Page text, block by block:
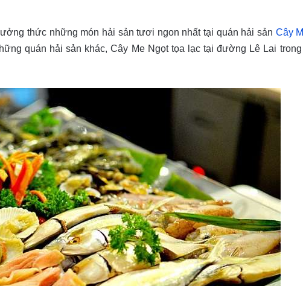
thức những món hải sản tươi ngon nhất tại quán hải sản Cây
quán hải sản khác, Cây Me Ngọt tọa lạc tại đường Lê Lai